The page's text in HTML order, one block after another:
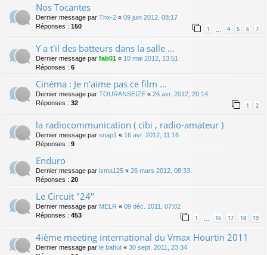
Nos Tocantes
Dernier message par Thx-2 « 09 juin 2012, 08:17
Réponses : 150 1 4 5 6 7
Y a t'il des batteurs dans la salle ...
Dernier message par fab01 « 10 mai 2012, 13:51
Réponses : 6
Cinéma : Je n'aime pas ce film ...
Dernier message par TOURANSEIZE « 26 avr. 2012, 20:14
Réponses : 32 1 2
la radiocommunication ( cibi , radio-amateur )
Dernier message par snap1 « 16 avr. 2012, 11:16
Réponses : 9
Enduro
Dernier message par isma125 « 26 mars 2012, 08:33
Réponses : 20
Le Circuit "24"
Dernier message par MELR « 09 déc. 2011, 07:02
Réponses : 453 1 16 17 18 19
4ième meeting international du Vmax Hourtin 2011
Dernier message par le bahut « 30 sept. 2011, 23:34